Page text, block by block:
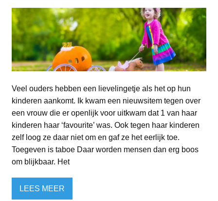
Veel ouders hebben een lievelingetje als het op hun
kinderen aankomt. Ik kwam een nieuwsitem tegen over
een vrouw die er openlijk voor uitkwam dat 1 van haar
kinderen haar ‘favourite’ was. Ook tegen haar kinderen
zelf loog ze daar niet om en gaf ze het eerlijk toe.
Toegeven is taboe Daar worden mensen dan erg boos
om blijkbaar. Het
LEES MEER